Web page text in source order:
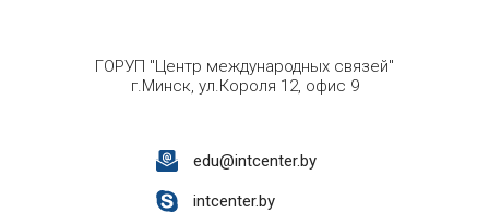
ГОРУП "Центр международных связей"
г.Минск, ул.Короля 12, офис 9
edu@intcenter.by
intcenter.by